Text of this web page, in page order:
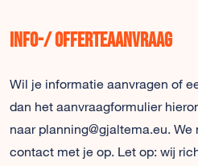
Info-/ offerteaanvraag
Wil je informatie aanvragen of
dan het aanvraagformulier
naar planning@gjaltema.eu.
contact met je op. Let op: wij